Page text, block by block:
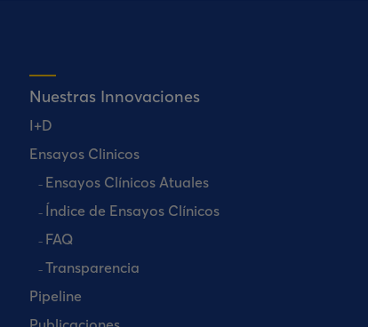
Nuestras Innovaciones
I+D
Ensayos Clinicos
Ensayos Clínicos Atuales
Índice de Ensayos Clínicos
FAQ
Transparencia
Pipeline